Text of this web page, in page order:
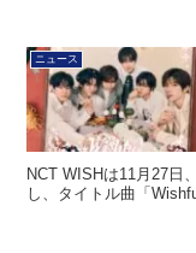
ニュース
NCT WISHは11月27日
し、タイトル曲「